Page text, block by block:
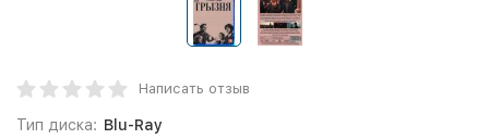
Написать отзыв
Тип диска: Blu-Ray